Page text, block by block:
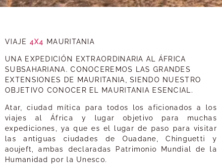
VIAJE 4X4 MAURITANIA
UNA EXPEDICIÓN EXTRAORDINARIA AL ÁFRICA
SUBSAHARIANA. CONOCEREMOS LAS GRANDES
EXTENSIONES DE MAURITANIA, SIENDO NUESTRO
OBJETIVO CONOCER EL MAURITANIA ESENCIAL.
Atar, ciudad mítica para todos los aficionados a los
viajes al África y lugar objetivo para muchas
expediciones, ya que es el lugar de paso para visitar
las antiguas ciudades de Ouadane, Chinguetti y
aoujeft, ambas declaradas Patrimonio Mundial de la
Humanidad por la Unesco.